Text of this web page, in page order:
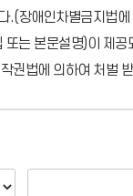
.(장애인차별금지법
는 본문설명)이 제공
권법에 의하여 처벌